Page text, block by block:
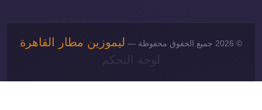
© 2026 جميع الحقوق محفوظة —
ليموزين مطار القاهرة